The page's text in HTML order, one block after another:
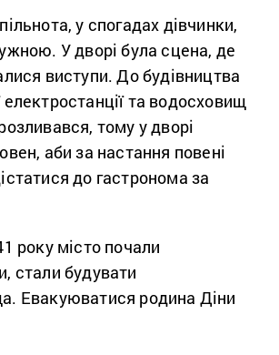
у спогадах дівчинки,
У дворі була сцена, де
виступи. До будівництва
та водосховищ
тому у дворі
аби за настання повені
до гастронома за
року місто почали
стали будувати
Евакуюватися родина Діни